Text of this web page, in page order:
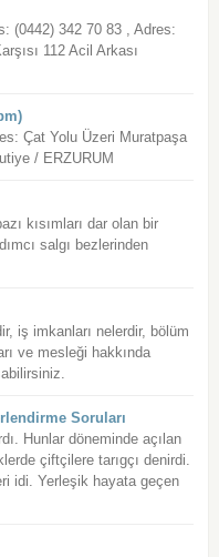
(0442) 342 70 83 , Adres:
112 Acil Arkası
Çat Yolu Üzeri Muratpaşa
/ ERZURUM
kısımları dar olan bir
salgı bezlerinden
iş imkanları nelerdir, bölüm
ve mesleği hakkında
Soruları
Hunlar döneminde açılan
çiftçilere tarıgçı denirdi.
idi. Yerleşik hayata geçen